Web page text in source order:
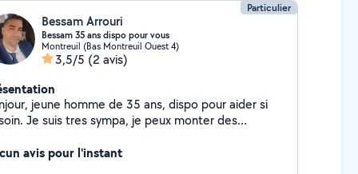
Particulier
Bessam Arrouri
Bessam 35 ans dispo pour vous
Montreuil (Bas Montreuil Ouest 4)
3,5/5 (2 avis)
jeune homme de 35 ans, dispo pour aider si
Je suis tres sympa, je peux monter des
avis pour l'instant